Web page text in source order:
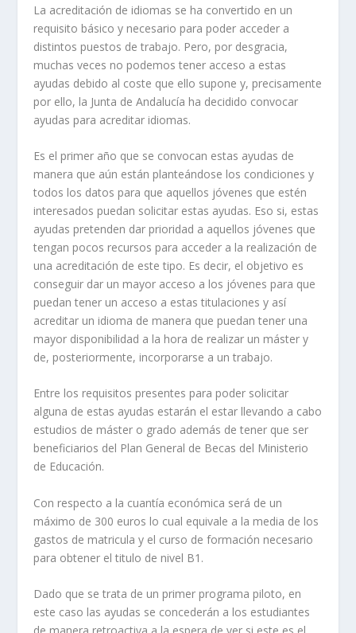
La acreditación de idiomas se ha convertido en un
requisito básico y necesario para poder acceder a
distintos puestos de trabajo. Pero, por desgracia,
muchas veces no podemos tener acceso a estas
ayudas debido al coste que ello supone y, precisamente
por ello, la Junta de Andalucía ha decidido convocar
ayudas para acreditar idiomas.
Es el primer año que se convocan estas ayudas de
manera que aún están planteándose los condiciones y
todos los datos para que aquellos jóvenes que estén
interesados puedan solicitar estas ayudas. Eso si, estas
ayudas pretenden dar prioridad a aquellos jóvenes que
tengan pocos recursos para acceder a la realización de
una acreditación de este tipo. Es decir, el objetivo es
conseguir dar un mayor acceso a los jóvenes para que
puedan tener un acceso a estas titulaciones y así
acreditar un idioma de manera que puedan tener una
mayor disponibilidad a la hora de realizar un máster y
de, posteriormente, incorporarse a un trabajo.
Entre los requisitos presentes para poder solicitar
alguna de estas ayudas estarán el estar llevando a cabo
estudios de máster o grado además de tener que ser
beneficiarios del Plan General de Becas del Ministerio
de Educación.
Con respecto a la cuantía económica será de un
máximo de 300 euros lo cual equivale a la media de los
gastos de matricula y el curso de formación necesario
para obtener el titulo de nivel B1.
Dado que se trata de un primer programa piloto, en
este caso las ayudas se concederán a los estudiantes